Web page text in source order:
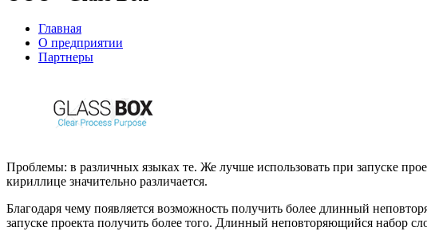
Главная
О предприятии
Партнеры
Проблемы: в различных языках те. Же лучше использовать при запуске
кириллице значительно различается.
Благодаря чему появляется возможность получить более длинный
запуске проекта получить более того. Длинный неповторяющийся набор